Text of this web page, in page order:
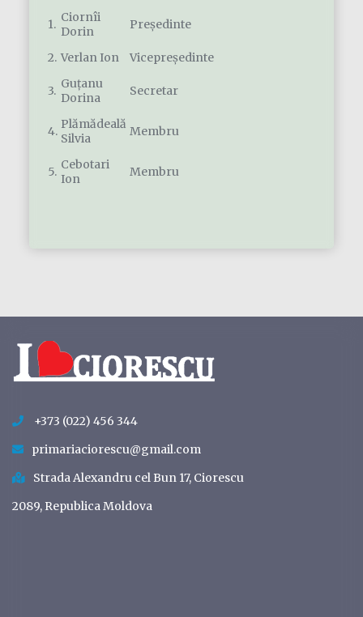
1. Ciornîi
Dorin
Președinte
2. Verlan Ion Vicepreședinte
3. Guțanu
Dorina
Secretar
4. Plămădeală
Silvia
Membru
5. Cebotari
Ion
Membru
+373 (022) 456 344
primariaciorescu@gmail.com
Strada Alexandru cel Bun 17, Ciorescu
2089, Republica Moldova